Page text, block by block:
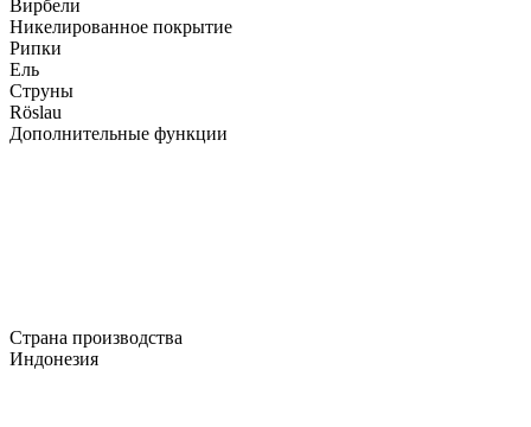
Вирбели
Никелированное покрытие
Рипки
Ель
Струны
Röslau
Дополнительные функции
Страна производства
Индонезия